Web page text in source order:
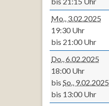
Mo., 3.02.2025
19:30 Uhr
bis 21:00 Uhr
Do., 6.02.2025
18:00 Uhr
bis So., 9.02.2025
bis 13:00 Uhr